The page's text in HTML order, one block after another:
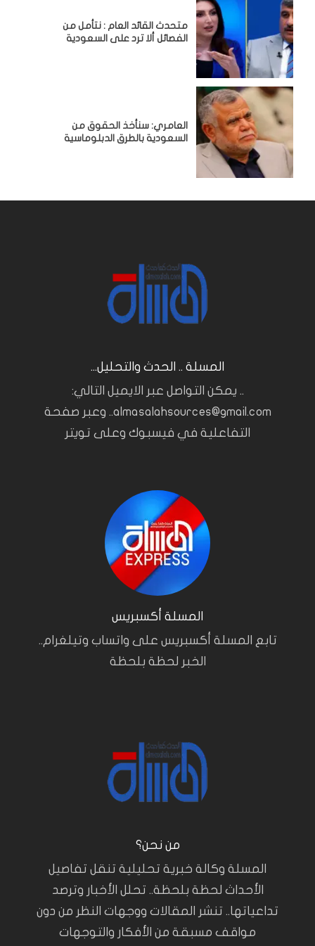
متحدث القائد العام : نتأمل من
الفصائل ألا ترد على السعودية
العامري: سنأخذ الحقوق من
السعودية بالطرق الدبلوماسية
المسلة .. الحدث والتحليل...
.. يمكن التواصل عبر الايميل التالي:
almasalahsources@gmail.com.. وعبر صفحة
التفاعلية في فيسبوك وعلى تويتر
المسلة أكسبريس
تابع المسلة أكسبريس على واتساب وتيلغرام..
الخبر لحظة بلحظة
من نحن؟
المسلة وكالة خبرية تحليلية تنقل تفاصيل
الأحداث لحظة بلحظة.. تحلل الأخبار وترصد
تداعياتها.. تنشر المقالات ووجهات النظر من دون
مواقف مسبقة من الأفكار والتوجهات